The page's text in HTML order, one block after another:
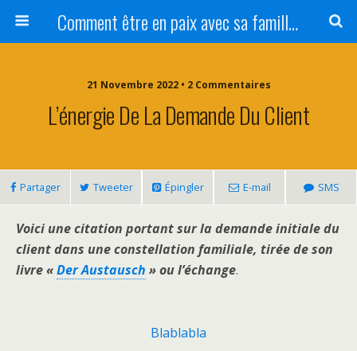
Comment être en paix avec sa famille ?
21 Novembre 2022 • 2 Commentaires
L’énergie De La Demande Du Client
Partager Tweeter Épingler E-mail SMS
Voici une citation portant sur la demande initiale du
client dans une constellation familiale, tirée de son
livre «Der Austausch » ou l’échange.
Blablabla